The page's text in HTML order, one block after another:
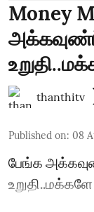
Money
thanthitv
Published on: 08
பேங்க